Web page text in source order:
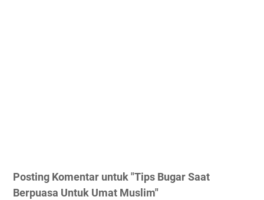
Posting Komentar untuk "Tips Bugar Saat
Berpuasa Untuk Umat Muslim"